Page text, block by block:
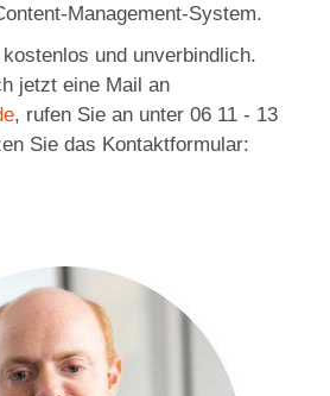
Management-System.
und unverbindlich.
jetzt eine Mail an
, rufen Sie an unter 06 11 - 13
Sie das Kontaktformular: